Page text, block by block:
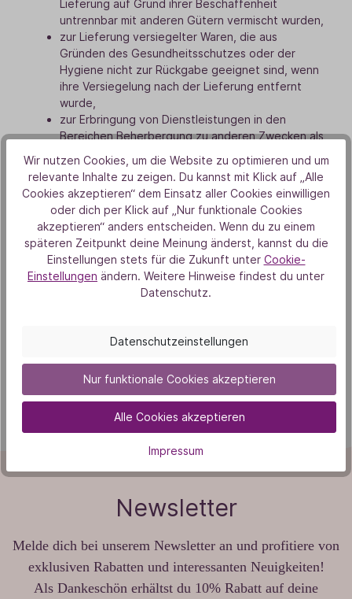
Lieferung auf Grund ihrer Beschaffenheit
untrennbar mit anderen Gütern vermischt wurden,
zur Lieferung versiegelter Waren, die aus
Gründen des Gesundheitsschutzes oder der
Hygiene nicht zur Rückgabe geeignet sind, wenn
ihre Versiegelung nach der Lieferung entfernt
wurde,
zur Erbringung von Dienstleistungen in den
Bereichen Beherbergung zu anderen Zwecken als
Kraftfahrzeugvermietung, Lieferung von Speisen
und Getränken sowie zur Erbringung weiterer
Dienstleistungen im Zusammenhang mit
Freizeitbetätigungen, wenn der Vertrag für die
Erbringung einen spezifischen Termin oder
Zeitraum vorsieht, insbesondere Tickets für die
Duftgartenführung.
Muster-Widerrufsformular
Widerrufsformular als PDF herunterladen
(Wenn du den Vertrag widerrufen willst, dann fülle bitte
dieses Formular aus und sende es zurück an TAOASIS)
Newsletter
Melde dich bei unserem Newsletter an und profitiere von
exklusiven Rabatten und interessanten Neuigkeiten!
Als Dankeschön erhältst du 10% Rabatt auf deine
Wir nutzen Cookies, um die Website zu optimieren und um
relevante Inhalte zu zeigen. Du kannst mit Klick auf „Alle
Cookies akzeptieren“ dem Einsatz aller Cookies einwilligen
oder dich per Klick auf „Nur funktionale Cookies
akzeptieren“ anders entscheiden. Wenn du zu einem
späteren Zeitpunkt deine Meinung änderst, kannst du die
Einstellungen stets für die Zukunft unter Cookie-
Einstellungen ändern. Weitere Hinweise findest du unter
Datenschutz.
Datenschutzeinstellungen
Nur funktionale Cookies akzeptieren
Alle Cookies akzeptieren
Impressum